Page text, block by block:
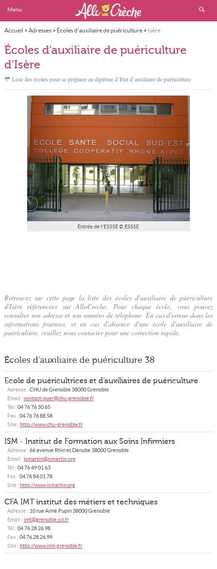
Menu
Accueil > Adresses> Écoles d'auxiliaire de puériculture> Isère
Écoles d'auxiliaire de puériculture
d'Isère
Liste des écoles pour se préparer au diplôme d’État d’auxiliaire de puériculture
Entrée de l'ESSSE © ESSSE
Retrouvez sur cette page la liste des écoles d'auxiliaire de puériculture
d'Isère référencées sur AlloCreche. Pour chaque école, vous pouvez
consulter son adresse et son numéro de téléphone. En cas d'erreur dans les
informations fournies, et en cas d'absence d'une école d'auxiliaire de
puériculture, veuillez nous contacter pour une correction rapide.
Écoles d'auxiliaire de puériculture 38
Ecole de puéricultrices et d'auxiliaires de puériculture
Adresse : CHU de Grenoble38000Grenoble
Email : contact-puer@chu-grenoble.fr
Tél : 04 76 76 50 65
Fax : 04 76 76 88 58
Site : http://www.chu-grenoble.fr
ISM - Institut de Formation aux Soins Infirmiers
Adresse : 66 avenue Rhin et Danube38000Grenoble
Email : jsmartin@ismartin.org
Tél : 04 76 49 01 63
Fax : 04 76 84 01 78
Site : http://www.ismartin.org
CFA IMT institut des métiers et techniques
Adresse : 10 rue Aimé Pupin38000Grenoble
Email : imt@grenoble.cci.fr
Tél : 04 76 28 26 98
Fax : 04 76 28 26 99
Site : http://www.imt-grenoble.fr